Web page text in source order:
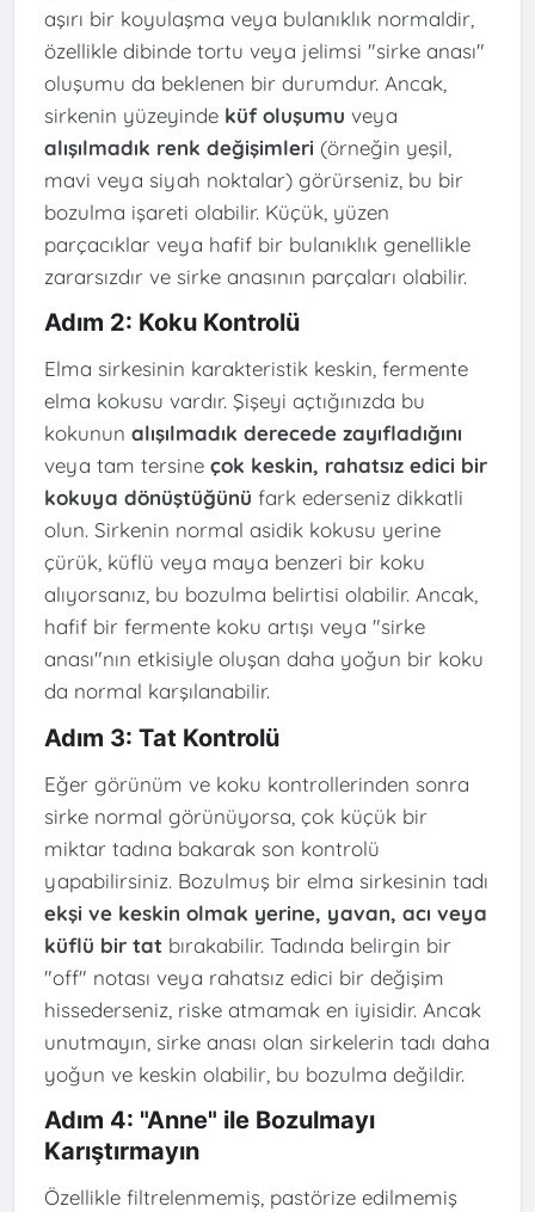
aşırı bir koyulaşma veya bulanıklık normaldir,
özellikle dibinde tortu veya jelimsi "sirke anası"
oluşumu da beklenen bir durumdur. Ancak,
sirkenin yüzeyinde küf oluşumu veya
alışılmadık renk değişimleri (örneğin yeşil,
mavi veya siyah noktalar) görürseniz, bu bir
bozulma işareti olabilir. Küçük, yüzen
parçacıklar veya hafif bir bulanıklık genellikle
zararsızdır ve sirke anasının parçaları olabilir.
Adım 2: Koku Kontrolü
Elma sirkesinin karakteristik keskin, fermente
elma kokusu vardır. Şişeyi açtığınızda bu
kokunun alışılmadık derecede zayıfladığını
veya tam tersine çok keskin, rahatsız edici bir
kokuya dönüştüğünü fark ederseniz dikkatli
olun. Sirkenin normal asidik kokusu yerine
çürük, küflü veya maya benzeri bir koku
alıyorsanız, bu bozulma belirtisi olabilir. Ancak,
hafif bir fermente koku artışı veya "sirke
anası"nın etkisiyle oluşan daha yoğun bir koku
da normal karşılanabilir.
Adım 3: Tat Kontrolü
Eğer görünüm ve koku kontrollerinden sonra
sirke normal görünüyorsa, çok küçük bir
miktar tadına bakarak son kontrolü
yapabilirsiniz. Bozulmuş bir elma sirkesinin tadı
ekşi ve keskin olmak yerine, yavan, acı veya
küflü bir tat bırakabilir. Tadında belirgin bir
"off" notası veya rahatsız edici bir değişim
hissederseniz, riske atmamak en iyisidir. Ancak
unutmayın, sirke anası olan sirkelerin tadı daha
yoğun ve keskin olabilir, bu bozulma değildir.
Adım 4: "Anne" ile Bozulmayı
Karıştırmayın
Özellikle filtrelenmemiş, pastörize edilmemiş